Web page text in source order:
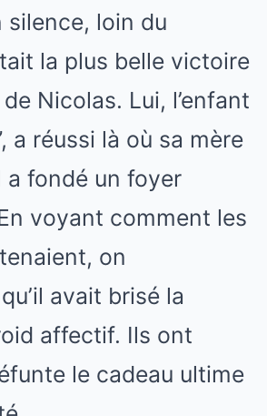
silence, loin du
la plus belle victoire
Nicolas. Lui, l’enfant
a réussi là où sa mère
a fondé un foyer
voyant comment les
on
avait brisé la
affectif. Ils ont
le cadeau ultime